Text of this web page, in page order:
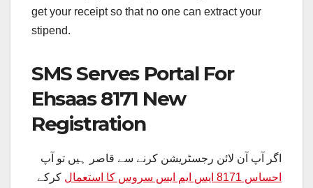
get your receipt so that no one can extract your
stipend.
SMS Serves Portal For
Ehsaas 8171 New
Registration
اگر آپ آن لائن رجسٹریشن کرنے سے قاصر ہیں تو آپ
احساس 8171 ایس ایم ایس سروس کا استعمال
کرکے